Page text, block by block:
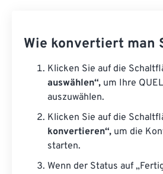
Wie konvertiert man
Klicken Sie auf die
auswählen“, um Ihre
auszuwählen.
Klicken Sie auf die
konvertieren“, um die
starten.
Wenn der Status auf